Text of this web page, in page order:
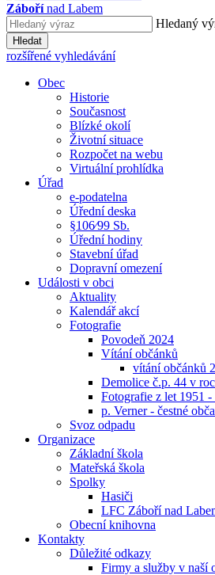
Zábořínad Labem
Hledaný
Hledat
rozšířené vyhledávání
Obec
Historie
Současnost
Blízké okolí
Životní situace
Rozpočet na webu
Virtuální prohlídka
Úřad
e-podatelna
Úřední deska
§106⁄99 Sb.
Úřední hodiny
Stavební úřad
Dopravní omezení
Události v obci
Aktuality
Kalendář akcí
Fotografie
Povodeň 2024
Vítání občánků
vítání občánků
Demolice č.p. 44 v
Fotografie z let 1951 -
p. Verner - čestné
Svoz odpadu
Organizace
Základní škola
Mateřská škola
Spolky
Hasiči
LFC Záboří nad
Obecní knihovna
Kontakty
Důležité odkazy
Firmy a služby v naší